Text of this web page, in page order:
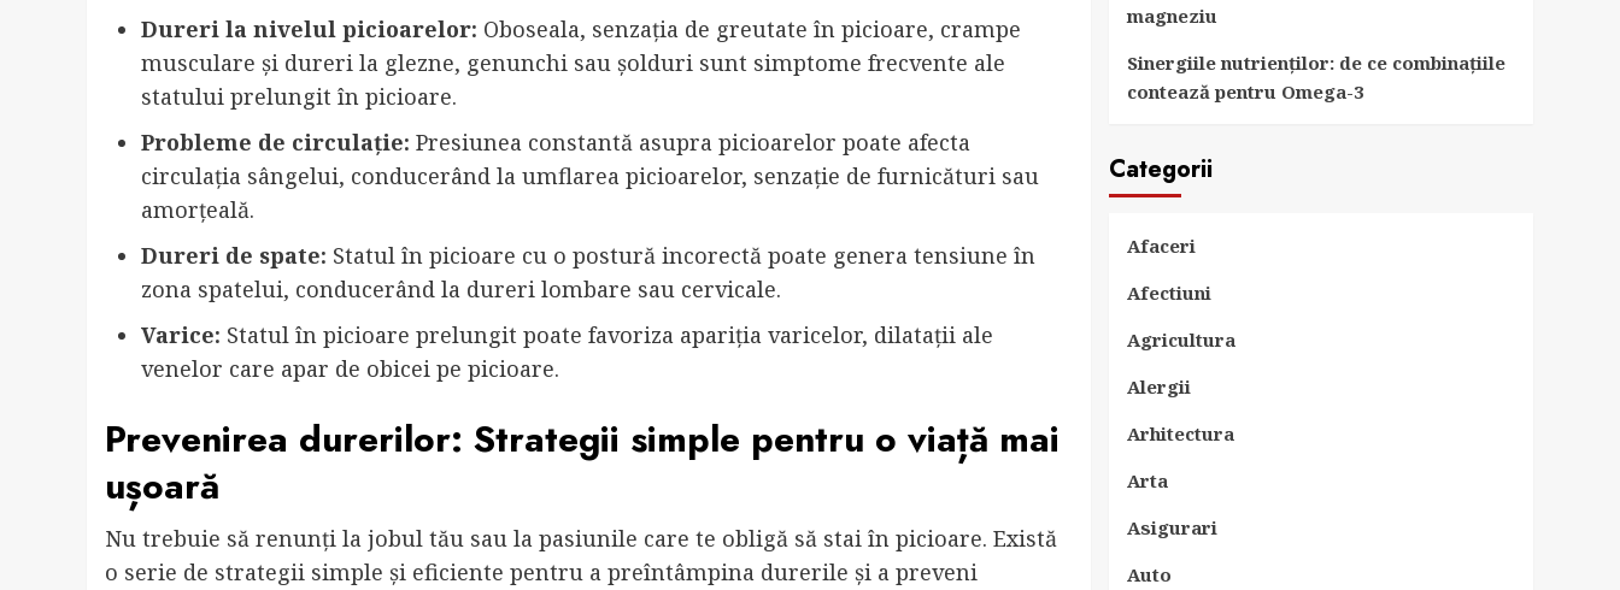
Dureri la nivelul picioarelor: Oboseala, senzația de greutate în picioare, crampe
musculare și dureri la glezne, genunchi sau șolduri sunt simptome frecvente ale
statului prelungit în picioare.
Probleme de circulație: Presiunea constantă asupra picioarelor poate afecta
circulația sângelui, conducerând la umflarea picioarelor, senzație de furnicături sau
amorțeală.
Dureri de spate: Statul în picioare cu o postură incorectă poate genera tensiune în
zona spatelui, conducerând la dureri lombare sau cervicale.
Varice: Statul în picioare prelungit poate favoriza apariția varicelor, dilatații ale
venelor care apar de obicei pe picioare.
Prevenirea durerilor: Strategii simple pentru o viață mai
ușoară
Nu trebuie să renunți la jobul tău sau la pasiunile care te obligă să stai în picioare. Există
o serie de strategii simple și eficiente pentru a preîntâmpina durerile și a preveni
magneziu
Sinergiile nutrienților: de ce combinațiile
contează pentru Omega-3
Categorii
Afaceri
Afectiuni
Agricultura
Alergii
Arhitectura
Arta
Asigurari
Auto